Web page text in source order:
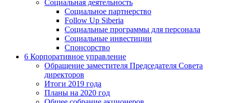
Социальная деятельность
Социальное партнерство
Follow Up Siberia
Социальные программы для персонала
Социальные инвестиции
Спонсорство
6 Корпоративное управление
Обращение заместителя Председателя Совета
директоров
Итоги 2019 года
Планы на 2020 год